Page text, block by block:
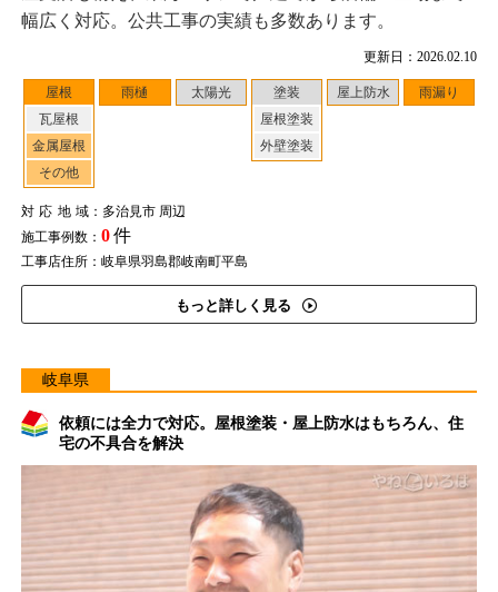
更新日：2026.02.10
屋根
瓦屋根
金属屋根
その他
雨樋 太陽光
塗装
屋根塗装
外壁塗装
屋上防水 雨漏り
対応地域：多治見市 周辺
施工事例数： 0件
工事店住所：岐阜県羽島郡岐南町平島
もっと詳しく見る
幅広く対応。公共工事の実績も多数あります。
岐阜県
依頼には全力で対応。屋根塗装・屋上防水はもちろん、住
宅の不具合を解決